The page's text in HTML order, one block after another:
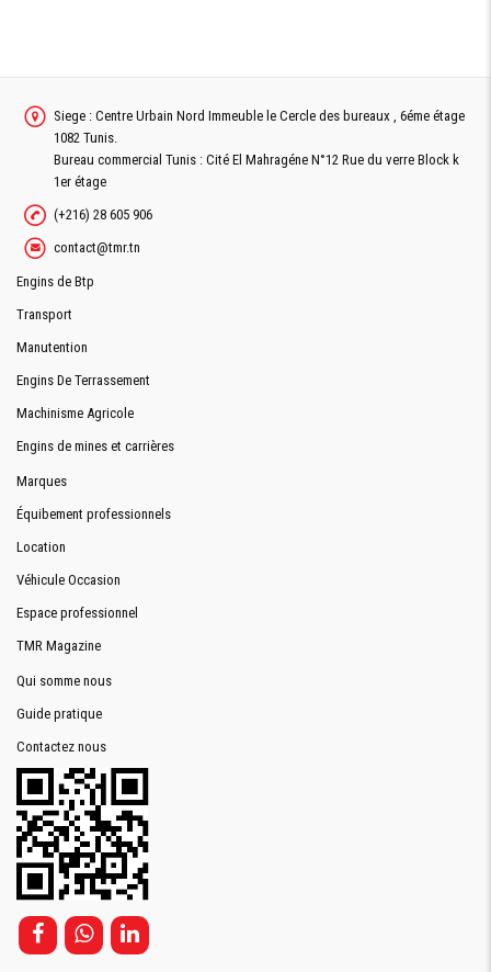
Siege : Centre Urbain Nord Immeuble le Cercle des bureaux , 6éme étage
1082 Tunis.
Bureau commercial Tunis : Cité El Mahragéne N°12 Rue du verre Block k
1er étage
(+216) 28 605 906
contact@tmr.tn
Engins de Btp
Transport
Manutention
Engins De Terrassement
Machinisme Agricole
Engins de mines et carrières
Marques
Équibement professionnels
Location
Véhicule Occasion
Espace professionnel
TMR Magazine
Qui somme nous
Guide pratique
Contactez nous